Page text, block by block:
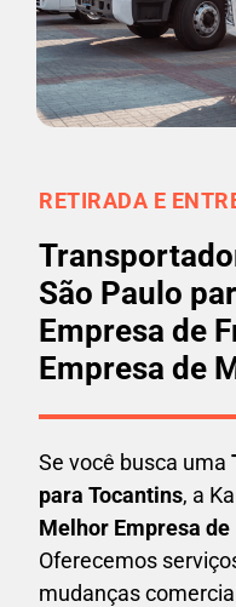
RETIRADA E
São Paulo
Empresa de
Empresa de
Se você busca uma
para Tocantins, a
Melhor Empresa
Oferecemos
mudanças